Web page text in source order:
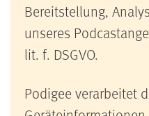
Bereitstellung,
unseres
lit. f. DSGVO.
Podigee verarbeitet